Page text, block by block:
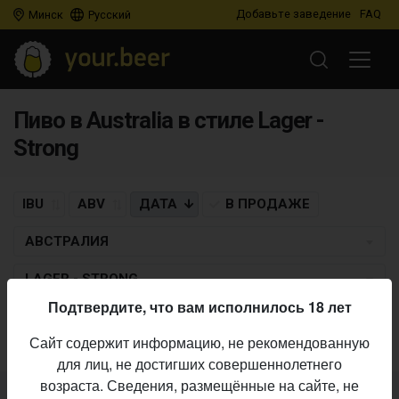
Минск Русский Добавьте заведение FAQ
Пиво в Australia в стиле Lager -
Strong
IBU ABV ДАТА В ПРОДАЖЕ
АВСТРАЛИЯ
LAGER - STRONG
Пиво по заданным критериям не найдено
Подтвердите, что вам исполнилось 18 лет
Сайт содержит информацию, не рекомендованную
для лиц, не достигших совершеннолетнего
возраста. Сведения, размещённые на сайте, не